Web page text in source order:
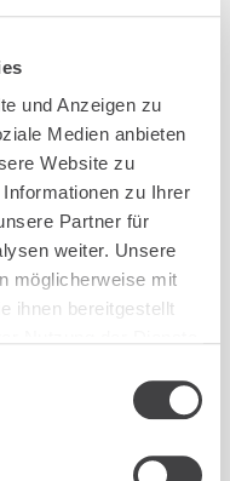
und Anzeigen zu
Medien anbieten
Website zu
zu Ihrer
Partner für
weiter. Unsere
möglicherweise mit
ihnen bereitgestellt